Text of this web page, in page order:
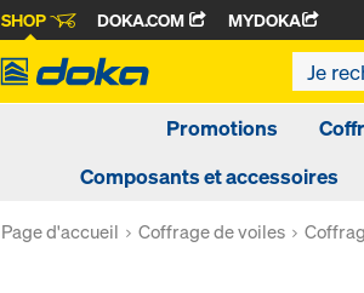
SHOP DOKA.COM MYDOKA
Promotions
Composants et accessoires
Page d'accueil Coffrage de voiles